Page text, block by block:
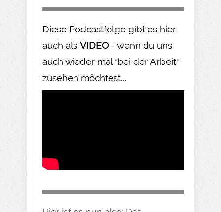
Diese Podcastfolge gibt es hier
auch als VIDEO- wenn du uns
auch wieder mal "bei der Arbeit"
zusehen möchtest...